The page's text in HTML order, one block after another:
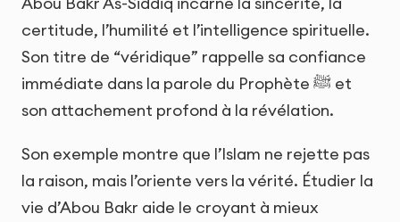
certitude, l’humilité et l’intelligence spirituelle.
Son titre de “véridique” rappelle sa confiance
immédiate dans la parole du Prophète ﷺ et
son attachement profond à la révélation.
Son exemple montre que l’Islam ne rejette pas
la raison, mais l’oriente vers la vérité. Étudier la
vie d’Abou Bakr aide le croyant à mieux